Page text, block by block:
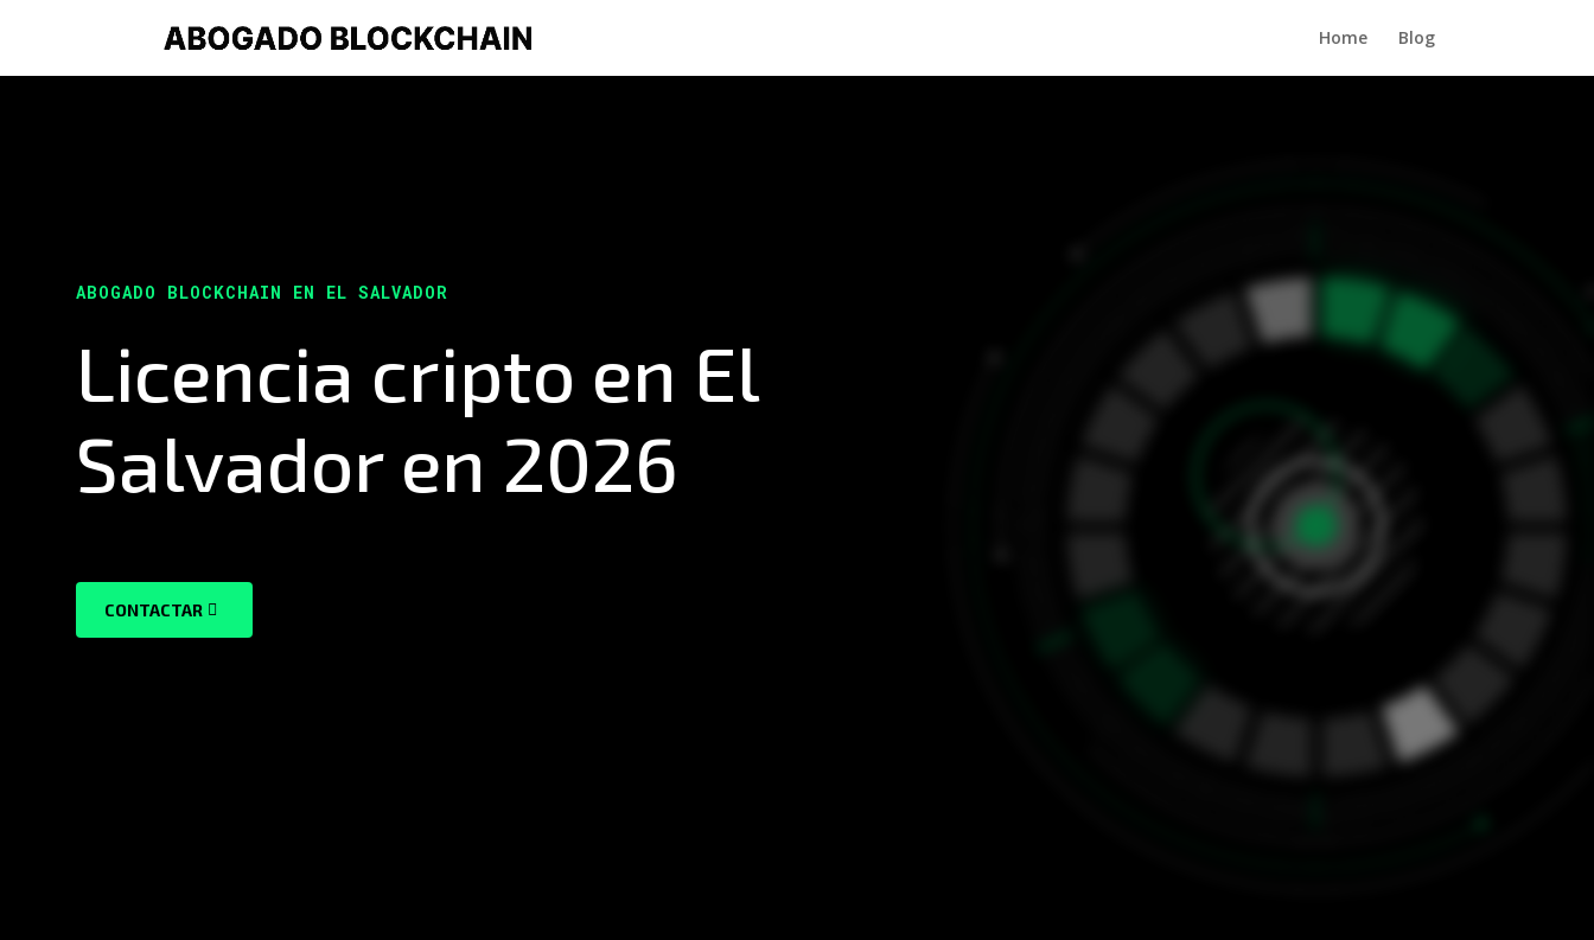
Home Blog
ABOGADO BLOCKCHAIN EN EL SALVADOR
Licencia cripto en El
Salvador en 2026
CONTACTAR